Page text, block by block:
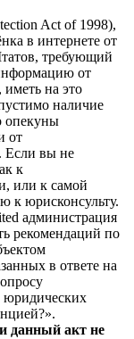
Act of 1998),
в интернете от
требующий
от
на это
наличие
опекуны
от
Если вы не
к
или к самой
к юрисконсульту.
администрация
рекомендаций по
в ответе на
юридических
данный акт не